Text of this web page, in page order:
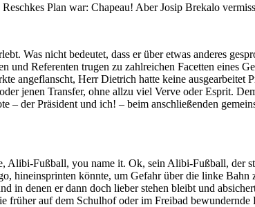
Plan war: Chapeau! Aber Josip Brekalo
Was nicht bedeutet, dass er über etwas anderes
Referenten trugen zu zahlreichen Facetten eines
angeflanscht, Herr Dietrich hatte keine ausgearbeitet
jenen Transfer, ohne allzu viel Verve oder Esprit.
– der Präsident und ich! – beim anschließenden
Alibi-Fußball, you name it. Ok, sein Alibi-Fußball, der
hineinsprinten könnte, um Gefahr über die linke
denen er dann doch lieber stehen bleibt und
früher auf dem Schulhof oder im Freibad